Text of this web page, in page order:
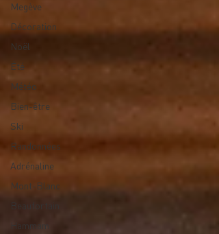
Megève
Décoration
Noël
Été
Météo
Bien-être
Ski
Randonnées
Adrénaline
Mont-Blanc
Beaufortain
Hammam